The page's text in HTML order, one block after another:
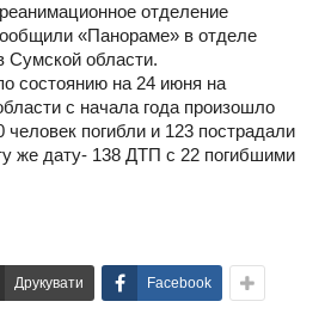
отделение
«Панораме» в отделе
области.
состоянию на 24 июня на
с начала года произошло
погибли и 123 пострадали
же дату- 138 ДТП с 22 погибшими
Друкувати Facebook